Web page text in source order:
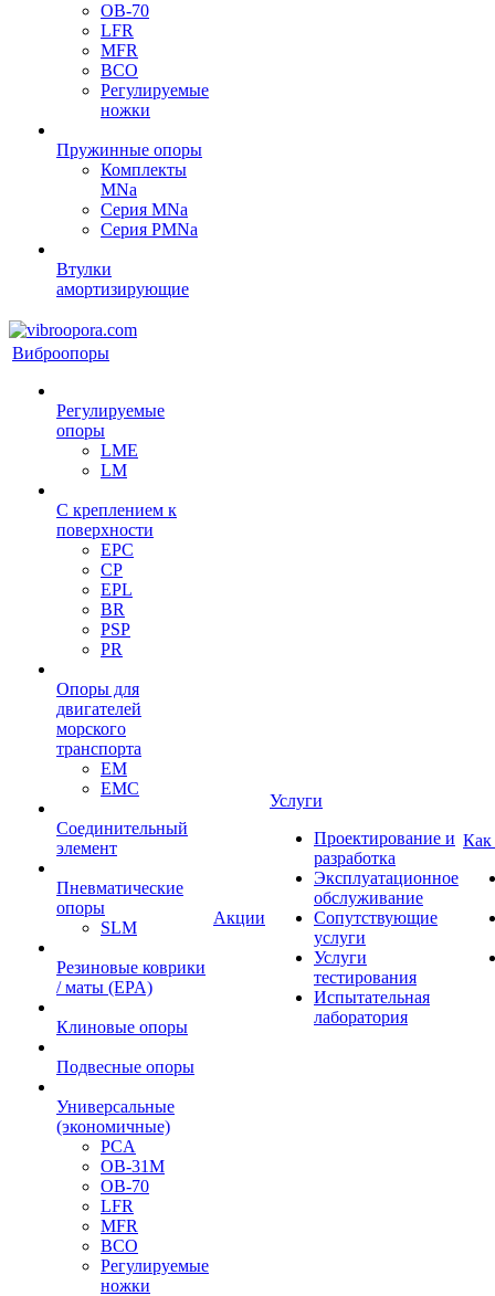
OB-70
LFR
MFR
ВСО
Регулируемые
ножки
Пружинные опоры
Комплекты
MNa
Серия MNa
Серия PMNa
Втулки
амортизирующие
Виброопоры
Регулируемые
опоры
LME
LM
С креплением к
поверхности
EPC
CP
EPL
BR
PSP
PR
Опоры для
двигателей
морского
транспорта
EM
EMC
Cоединительный
элемент
Пневматические
опоры
SLM
Резиновые коврики
/ маты (EPA)
Клиновые опоры
Подвесные опоры
Универсальные
(экономичные)
PCA
ОВ-31М
OB-70
LFR
MFR
ВСО
Регулируемые
ножки
Акции
Услуги
Проектирование и
разработка
Эксплуатационное
обслуживание
Сопутствующие
услуги
Услуги
тестирования
Испытательная
лаборатория
Как